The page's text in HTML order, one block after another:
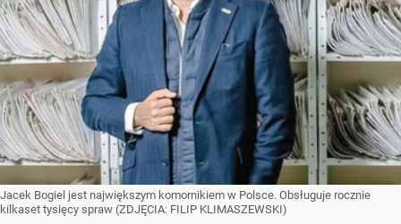
Jacek Bogiel jest największym komornikiem w Polsce. Obsługuje rocznie
kilkaset tysięcy spraw (ZDJĘCIA: FILIP KLIMASZEWSKI)